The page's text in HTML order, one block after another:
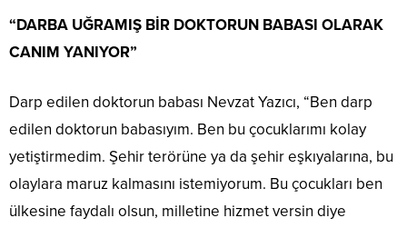
“DARBA UĞRAMIŞ BİR DOKTORUN BABASI OLARAK
CANIM YANIYOR”
Darp edilen doktorun babası Nevzat Yazıcı, “Ben darp
edilen doktorun babasıyım. Ben bu çocuklarımı kolay
yetiştirmedim. Şehir terörüne ya da şehir eşkıyalarına, bu
olaylara maruz kalmasını istemiyorum. Bu çocukları ben
ülkesine faydalı olsun, milletine hizmet versin diye